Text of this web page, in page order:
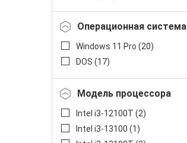
Операционная система
Windows 11 Pro (20)
DOS (17)
Модель процессора
Intel i3-12100T (2)
Intel i3-13100 (1)